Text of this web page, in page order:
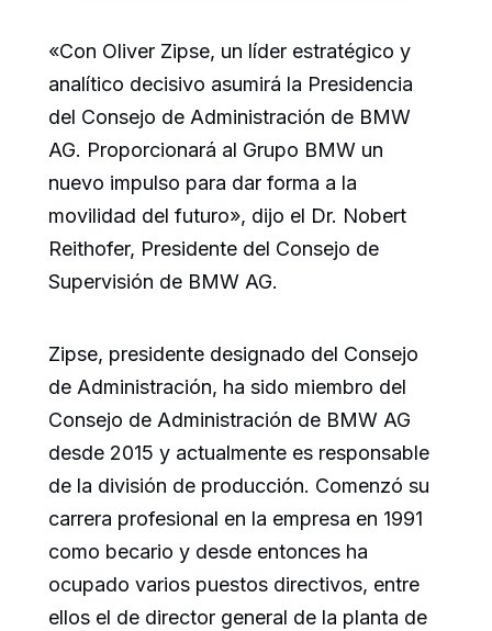
«Con Oliver Zipse, un líder estratégico y
analítico decisivo asumirá la Presidencia
del Consejo de Administración de BMW
AG. Proporcionará al Grupo BMW un
nuevo impulso para dar forma a la
movilidad del futuro», dijo el Dr. Nobert
Reithofer, Presidente del Consejo de
Supervisión de BMW AG.
Zipse, presidente designado del Consejo
de Administración, ha sido miembro del
Consejo de Administración de BMW AG
desde 2015 y actualmente es responsable
de la división de producción. Comenzó su
carrera profesional en la empresa en 1991
como becario y desde entonces ha
ocupado varios puestos directivos, entre
ellos el de director general de la planta de